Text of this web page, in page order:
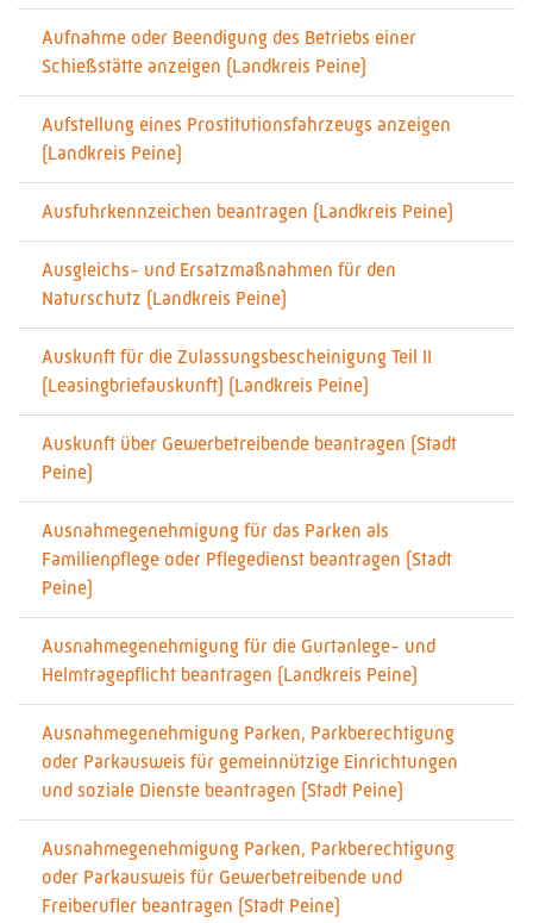
Aufnahme oder Beendigung des Betriebs einer
Schießstätte anzeigen (Landkreis Peine)
Aufstellung eines Prostitutionsfahrzeugs anzeigen
(Landkreis Peine)
Ausfuhrkennzeichen beantragen (Landkreis Peine)
Ausgleichs- und Ersatzmaßnahmen für den
Naturschutz (Landkreis Peine)
Auskunft für die Zulassungsbescheinigung Teil II
(Leasingbriefauskunft) (Landkreis Peine)
Auskunft über Gewerbetreibende beantragen (Stadt
Peine)
Ausnahmegenehmigung für das Parken als
Familienpflege oder Pflegedienst beantragen (Stadt
Peine)
Ausnahmegenehmigung für die Gurtanlege- und
Helmtragepflicht beantragen (Landkreis Peine)
Ausnahmegenehmigung Parken, Parkberechtigung
oder Parkausweis für gemeinnützige Einrichtungen
und soziale Dienste beantragen (Stadt Peine)
Ausnahmegenehmigung Parken, Parkberechtigung
oder Parkausweis für Gewerbetreibende und
Freiberufler beantragen (Stadt Peine)